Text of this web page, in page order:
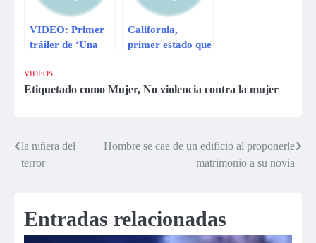
VIDEO: Primer
tráiler de ‘Una
3′
California,
primer estado que
colegios
VIDEOS
Etiquetado como Mujer, No violencia contra la mujer
Navegación
la niñera del
terror
Hombre se cae de un edificio al proponerle
matrimonio a su novia
Entradas relacionadas